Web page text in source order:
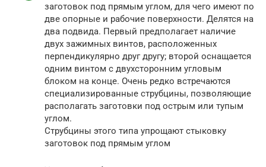
заготовок под прямым углом, для чего имеют по
две опорные и рабочие поверхности. Делятся на
два подвида. Первый предполагает наличие
двух зажимных винтов, расположенных
перпендикулярно друг другу; второй оснащается
одним винтом с двухсторонним угловым
блоком на конце. Очень редко встречаются
специализированные струбцины, позволяющие
располагать заготовки под острым или тупым
углом.
Струбцины этого типа упрощают стыковку
заготовок под прямым углом